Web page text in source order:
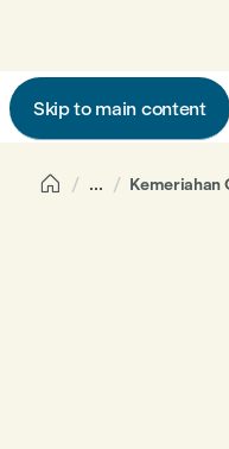
Skip to main content
 ... Kemeriahan